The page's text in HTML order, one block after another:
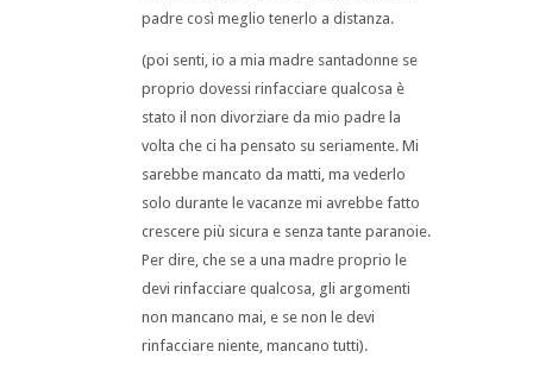
padre così meglio tenerlo a distanza.
(poi senti, io a mia madre santadonne se
proprio dovessi rinfacciare qualcosa è
stato il non divorziare da mio padre la
volta che ci ha pensato su seriamente. Mi
sarebbe mancato da matti, ma vederlo
solo durante le vacanze mi avrebbe fatto
crescere più sicura e senza tante paranoie.
Per dire, che se a una madre proprio le
devi rinfacciare qualcosa, gli argomenti
non mancano mai, e se non le devi
rinfacciare niente, mancano tutti).